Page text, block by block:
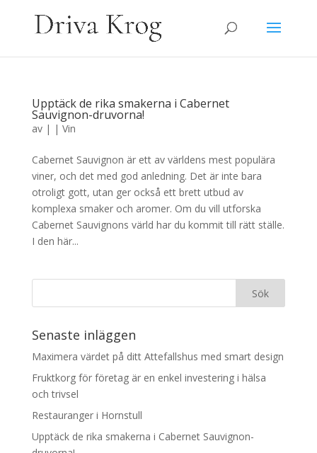
Upptäck de rika smakerna i Cabernet
Sauvignon-druvorna!
av | | Vin
Cabernet Sauvignon är ett av världens mest populära
viner, och det med god anledning. Det är inte bara
otroligt gott, utan ger också ett brett utbud av
komplexa smaker och aromer. Om du vill utforska
Cabernet Sauvignons värld har du kommit till rätt ställe.
I den här...
Senaste inläggen
Maximera värdet på ditt Attefallshus med smart design
Fruktkorg för företag är en enkel investering i hälsa
och trivsel
Restauranger i Hornstull
Upptäck de rika smakerna i Cabernet Sauvignon-